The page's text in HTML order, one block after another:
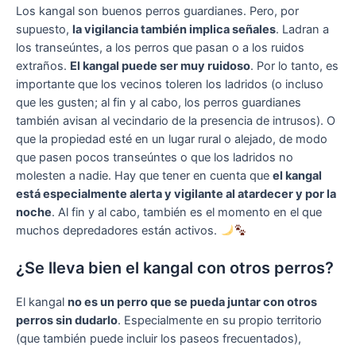
Los kangal son buenos perros guardianes. Pero, por
supuesto, la vigilancia también implica señales. Ladran a
los transeúntes, a los perros que pasan o a los ruidos
extraños. El kangal puede ser muy ruidoso. Por lo tanto, es
importante que los vecinos toleren los ladridos (o incluso
que les gusten; al fin y al cabo, los perros guardianes
también avisan al vecindario de la presencia de intrusos). O
que la propiedad esté en un lugar rural o alejado, de modo
que pasen pocos transeúntes o que los ladridos no
molesten a nadie. Hay que tener en cuenta que el kangal
está especialmente alerta y vigilante al atardecer y por la
noche. Al fin y al cabo, también es el momento en el que
muchos depredadores están activos.
¿Se lleva bien el kangal con otros perros?
El kangal no es un perro que se pueda juntar con otros
perros sin dudarlo. Especialmente en su propio territorio
(que también puede incluir los paseos frecuentados),